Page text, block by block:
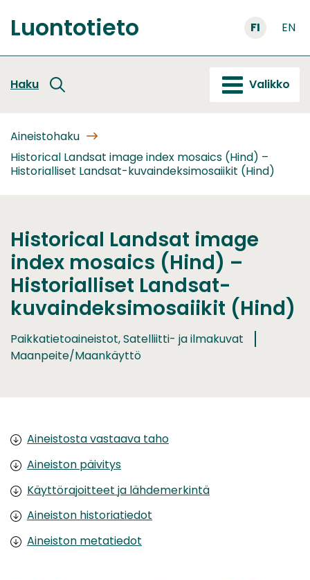
sisältöön
Etusivu
Luontotieto FI EN
Haku Valikko
Aineistohaku
Historical Landsat image index mosaics (Hind) –
Historialliset Landsat-kuvaindeksimosaiikit (Hind)
Historical Landsat image
index mosaics (Hind) –
Historialliset Landsat-
kuvaindeksimosaiikit (Hind)
Paikkatietoaineistot, Satelliitti- ja ilmakuvat
Maanpeite/Maankäyttö
Aineistosta vastaava taho
Aineiston päivitys
Käyttörajoitteet ja lähdemerkintä
Aineiston historiatiedot
Aineiston metatiedot